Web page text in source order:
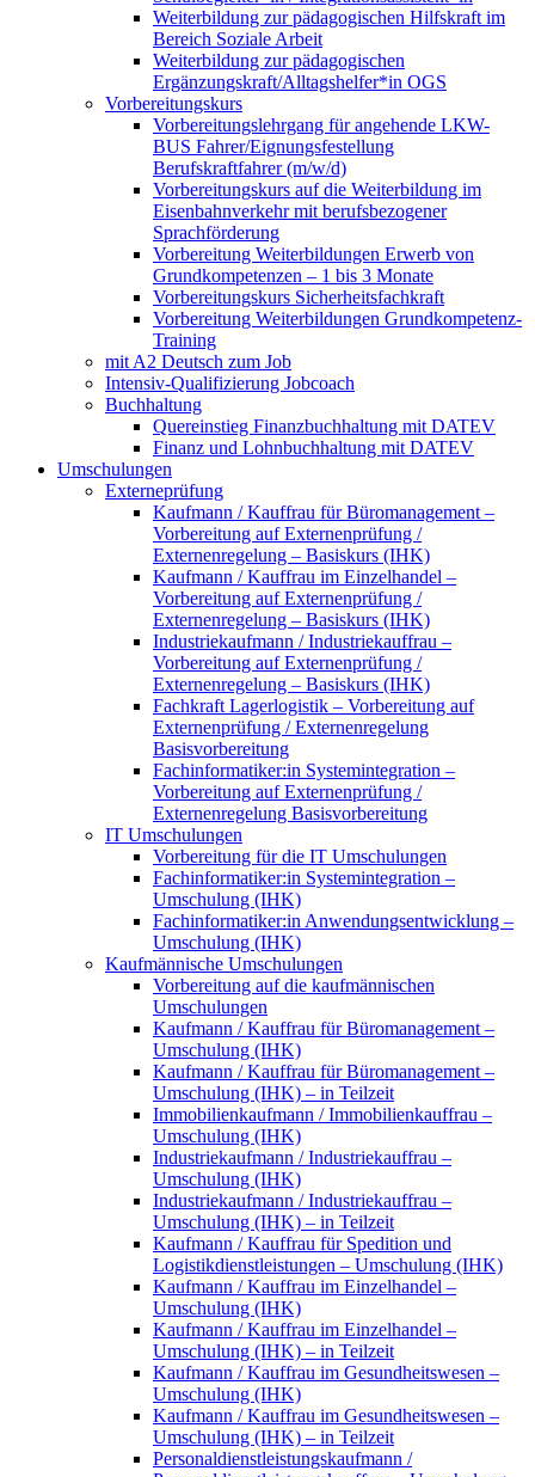
Weiterbildung zur pädagogischen Hilfskraft im
Bereich Soziale Arbeit
Weiterbildung zur pädagogischen
Ergänzungskraft/Alltagshelfer*in OGS
Vorbereitungskurs
Vorbereitungslehrgang für angehende LKW-
BUS Fahrer/Eignungsfestellung
Berufskraftfahrer (m/w/d)
Vorbereitungskurs auf die Weiterbildung im
Eisenbahnverkehr mit berufsbezogener
Sprachförderung
Vorbereitung Weiterbildungen Erwerb von
Grundkompetenzen – 1 bis 3 Monate
Vorbereitungskurs Sicherheitsfachkraft
Vorbereitung Weiterbildungen Grundkompetenz-
Training
mit A2 Deutsch zum Job
Intensiv-Qualifizierung Jobcoach
Buchhaltung
Quereinstieg Finanzbuchhaltung mit DATEV
Finanz und Lohnbuchhaltung mit DATEV
Umschulungen
Externeprüfung
Kaufmann / Kauffrau für Büromanagement –
Vorbereitung auf Externenprüfung /
Externenregelung – Basiskurs (IHK)
Kaufmann / Kauffrau im Einzelhandel –
Vorbereitung auf Externenprüfung /
Externenregelung – Basiskurs (IHK)
Industriekaufmann / Industriekauffrau –
Vorbereitung auf Externenprüfung /
Externenregelung – Basiskurs (IHK)
Fachkraft Lagerlogistik – Vorbereitung auf
Externenprüfung / Externenregelung
Basisvorbereitung
Fachinformatiker:in Systemintegration –
Vorbereitung auf Externenprüfung /
Externenregelung Basisvorbereitung
IT Umschulungen
Vorbereitung für die IT Umschulungen
Fachinformatiker:in Systemintegration –
Umschulung (IHK)
Fachinformatiker:in Anwendungsentwicklung –
Umschulung (IHK)
Kaufmännische Umschulungen
Vorbereitung auf die kaufmännischen
Umschulungen
Kaufmann / Kauffrau für Büromanagement –
Umschulung (IHK)
Kaufmann / Kauffrau für Büromanagement –
Umschulung (IHK) – in Teilzeit
Immobilienkaufmann / Immobilienkauffrau –
Umschulung (IHK)
Industriekaufmann / Industriekauffrau –
Umschulung (IHK)
Industriekaufmann / Industriekauffrau –
Umschulung (IHK) – in Teilzeit
Kaufmann / Kauffrau für Spedition und
Logistikdienstleistungen – Umschulung (IHK)
Kaufmann / Kauffrau im Einzelhandel –
Umschulung (IHK)
Kaufmann / Kauffrau im Einzelhandel –
Umschulung (IHK) – in Teilzeit
Kaufmann / Kauffrau im Gesundheitswesen –
Umschulung (IHK)
Kaufmann / Kauffrau im Gesundheitswesen –
Umschulung (IHK) – in Teilzeit
Personaldienstleistungskaufmann /